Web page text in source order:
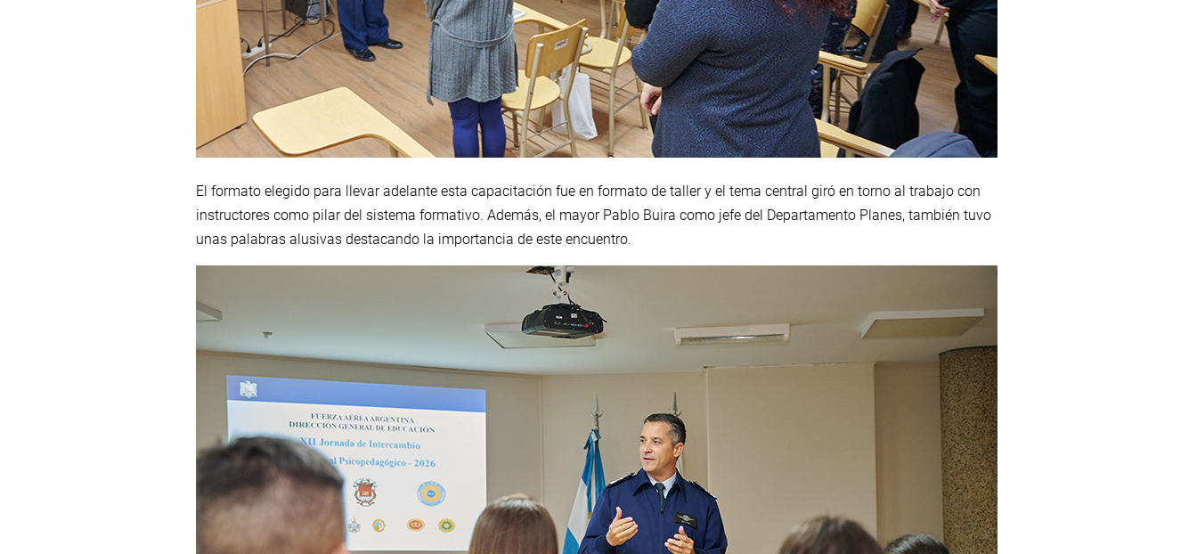
El formato elegido para llevar adelante esta capacitación fue en formato de taller y el tema central giró en torno al trabajo con
instructores como pilar del sistema formativo. Además, el mayor Pablo Buira como jefe del Departamento Planes, también tuvo
unas palabras alusivas destacando la importancia de este encuentro.